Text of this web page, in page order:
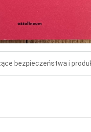
bezpieczeństwa i